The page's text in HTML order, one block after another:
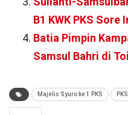
B1 KWK PKS Sore
Batia Pimpin
Samsul Bahri di
Majelis Syuro ke 1 PKS PKS